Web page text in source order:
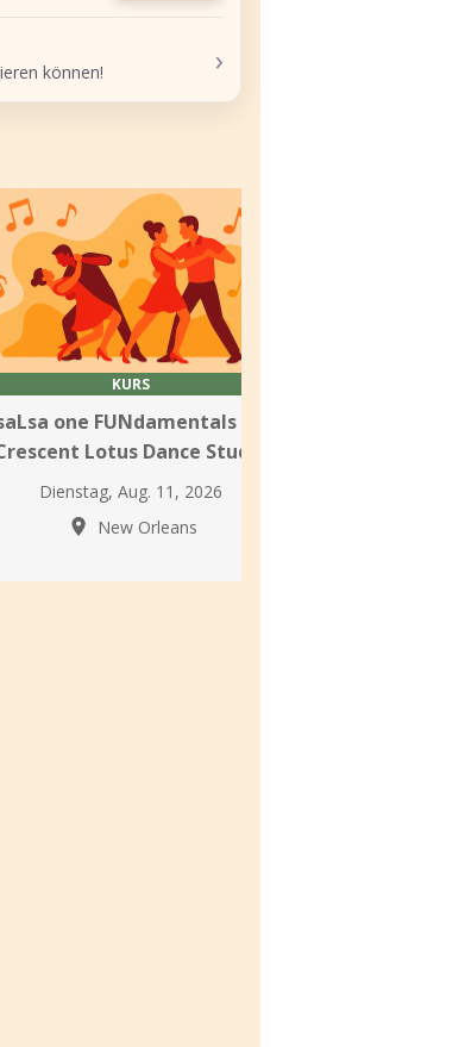
können! ›
KURS
one FUNdamentals im
Lotus Dance Studio
Dienstag, Aug. 11, 2026
New Orleans